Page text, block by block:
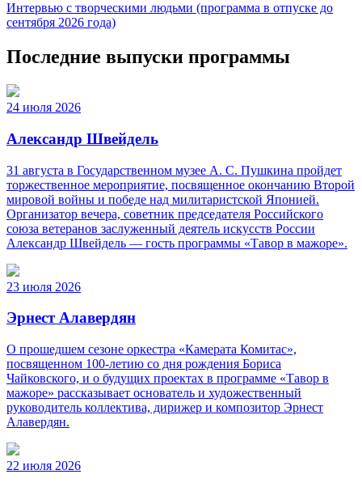
Интервью с творческими людьми (программа в отпуске до
сентября 2026 года)
Последние выпуски программы
24 июля 2026
Александр Швейдель
31 августа в Государственном музее А. С. Пушкина пройдет
торжественное мероприятие, посвященное окончанию Второй
мировой войны и победе над милитаристской Японией.
Организатор вечера, советник председателя Российского
союза ветеранов заслуженный деятель искусств России
Александр Швейдель — гость программы «Тавор в мажоре».
23 июля 2026
Эрнест Алавердян
О прошедшем сезоне оркестра «Камерата Комитас»,
посвященном 100-летию со дня рождения Бориса
Чайковского, и о будущих проектах в программе «Тавор в
мажоре» рассказывает основатель и художественный
руководитель коллектива, дирижер и композитор Эрнест
Алавердян.
22 июля 2026